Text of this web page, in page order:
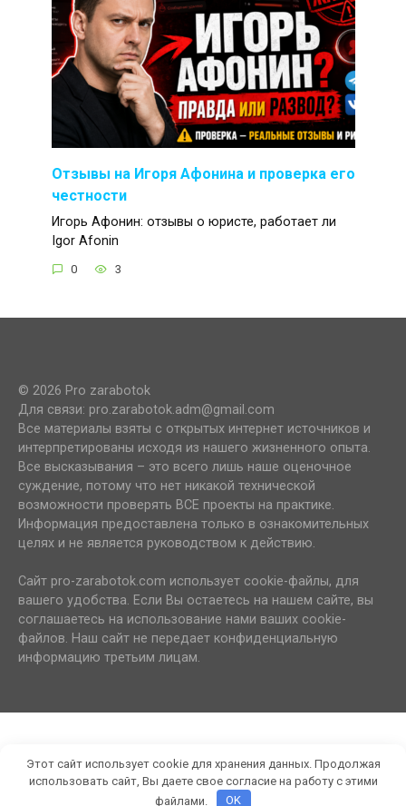
Отзывы на Игоря Афонина и проверка его
честности
Игорь Афонин: отзывы о юристе, работает ли
Igor Afonin
0 3
© 2026 Pro zarabotok
Для связи: pro.zarabotok.adm@gmail.com
Все материалы взяты с открытых интернет источников и
интерпретированы исходя из нашего жизненного опыта.
Все высказывания – это всего лишь наше оценочное
суждение, потому что нет никакой технической
возможности проверять ВСЕ проекты на практике.
Информация предоставлена только в ознакомительных
целях и не является руководством к действию.
Сайт pro-zarabotok.com использует cookie-файлы, для
вашего удобства. Если Вы остаетесь на нашем сайте, вы
соглашаетесь на использование нами ваших cookie-
файлов. Наш сайт не передает конфиденциальную
информацию третьим лицам.
Этот сайт использует cookie для хранения данных. Продолжая
использовать сайт, Вы даете свое согласие на работу с этими
файлами.
OK